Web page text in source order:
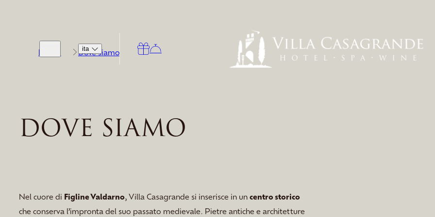
ita
Home Dove siamo
DOVE SIAMO
Nel cuore di Figline Valdarno, Villa Casagrande si inserisce in uncentro storico
che conserva l’impronta del suo passato medievale. Pietre antiche e architetture